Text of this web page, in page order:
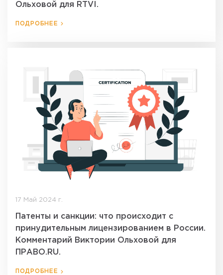
Ольховой для RTVI.
ПОДРОБНЕЕ
17 Май 2024 г.
Патенты и санкции: что происходит с
принудительным лицензированием в России.
Комментарий Виктории Ольховой для
ПРАВО.RU.
ПОДРОБНЕЕ